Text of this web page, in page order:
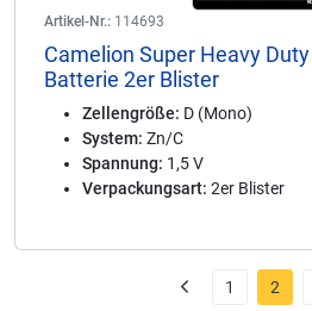
Artikel-Nr.: 114693
Camelion Super Heavy
Batterie 2er Blister
Zellengröße: D (Mono)
System: Zn/C
Spannung: 1,5 V
Verpackungsart: 2er Blister
1 2